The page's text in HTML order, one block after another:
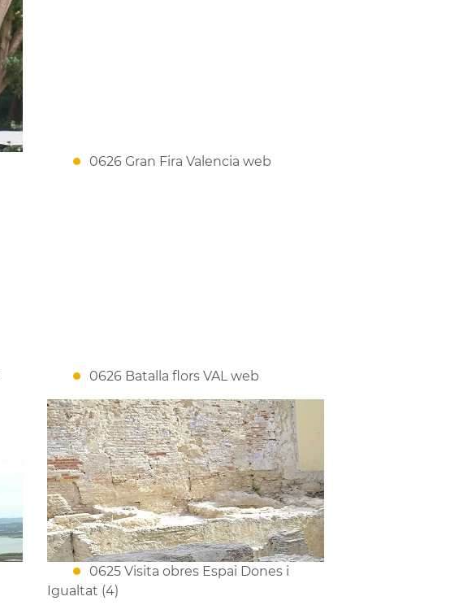
0626 Gran Fira Valencia web
0626 Batalla flors VAL web
0625 Visita obres Espai Dones i
Igualtat (4)